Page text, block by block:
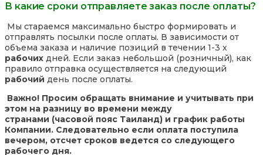
В какие сроки отправляете заказ после оплаты?
Мы стараемся максимально быстро формировать и
отправлять посылки после оплаты. В зависимости от
объема заказа и наличие позиций в течении 1-3 х
рабочих дней. Если заказ небольшой (розничный), как
правило отправка осуществляется на следующий
рабочий день после оплаты.
Важно! Просим обращать внимание и учитывать при
этом на разницу во времени между
странами (часовой пояс Таиланд) и график работы
Компании. Следовательно если оплата поступила
вечером, отсчет сроков ведется со следующего
рабочего дня.